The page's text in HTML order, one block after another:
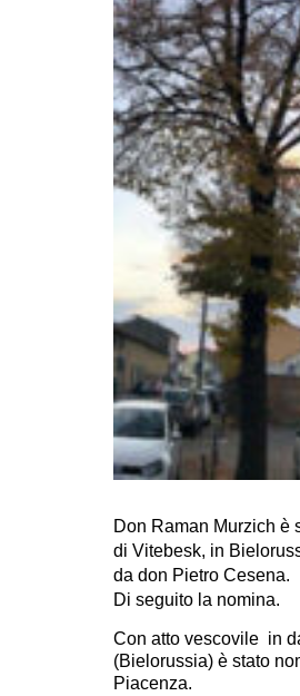
Don Raman Murzich è
di Vitebesk, in
da don Pietro Cesena.
Di seguito la nomina.
Con atto vescovile in
(Bielorussia) è stato
Piacenza.